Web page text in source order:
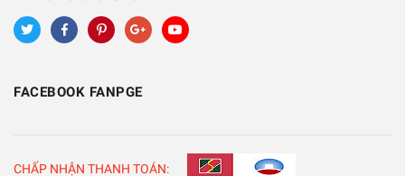
FACEBOOK FANPGE
CHẤP NHẬN THANH TOÁN: